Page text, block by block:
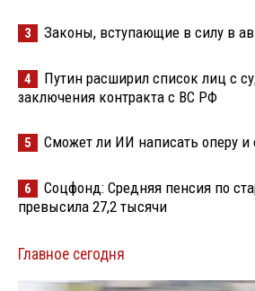
3 Законы, вступающие в силу в
4
Путин расширил список лиц с
заключения контракта с ВС РФ
5 Сможет ли ИИ написать оперу и
6
Соцфонд: Средняя пенсия по
превысила 27,2 тысячи
Главное сегодня